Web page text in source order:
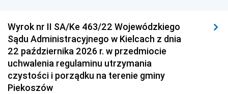
Wyrok nr II SA/Ke 463/22 Wojewódzkiego
Sądu Administracyjnego w Kielcach z dnia
22 października 2026 r. w przedmiocie
uchwalenia regulaminu utrzymania
czystości i porządku na terenie gminy
Piekoszów